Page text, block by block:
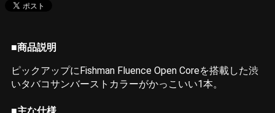
■商品説明
ピックアップにFishman Fluence Open Coreを搭載した渋
いタバコサンバーストカラーがかっこいい1本。
■主な仕様